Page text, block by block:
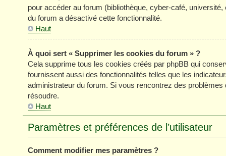
pour accéder au forum (bibliothèque, cyber-café,
du forum a désactivé cette fonctionnalité.
Haut
À quoi sert « Supprimer les cookies du forum » ?
Cela supprime tous les cookies créés par phpBB qui
fournissent aussi des fonctionnalités telles que les
administrateur du forum. Si vous rencontrez des
résoudre.
Haut
Paramètres et préférences de l’utilisateur
Comment modifier mes paramètres ?